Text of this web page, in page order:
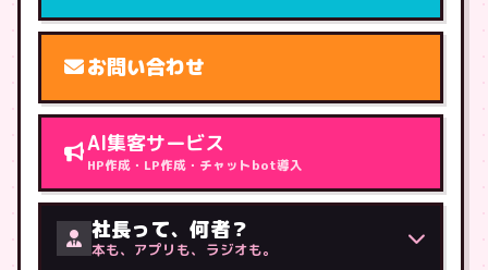
お問い合わせ
AI集客サービス
HP作成・LP作成・チャットbot導入
社長って、何者？
本も、アプリも、ラジオも。